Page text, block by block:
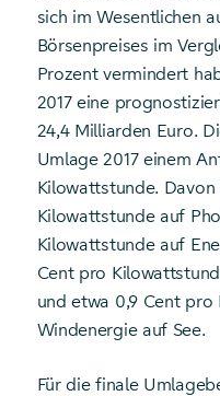
sich im Wesentlichen
Börsenpreises im
Prozent vermindert
2017 eine
24,4 Milliarden Euro.
Umlage 2017 einem
Kilowattstunde.
Kilowattstunde auf
Kilowattstunde auf
Cent pro
und etwa 0,9 Cent
Windenergie auf See.
Für die finale